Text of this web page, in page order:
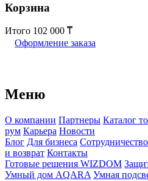
Корзина
Итого 102 000
Оформление заказа
Меню
О компании Партнеры Каталог
рум Карьера Новости
Блог Для бизнеса Сотрудничество
и возврат Контакты
Готовые решения WIZDOM
Умный дом AQARA Умная